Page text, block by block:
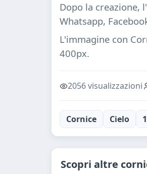
Dopo la creazione,
Whatsapp,
L'immagine con
400px.
2056 visualizzazioni
Cornice Cielo
Scopri altre